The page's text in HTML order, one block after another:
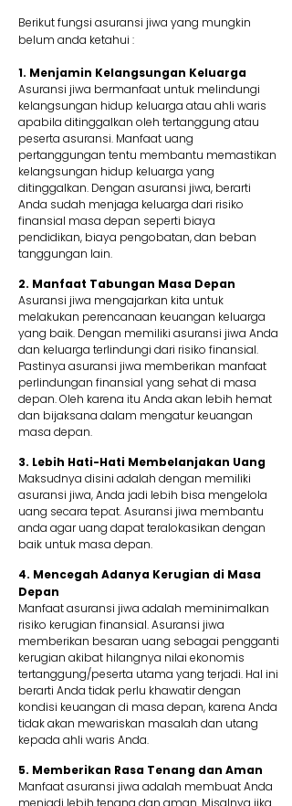
Berikut fungsi asuransi jiwa yang mungkin
belum anda ketahui :
1. Menjamin Kelangsungan Keluarga
Asuransi jiwa bermanfaat untuk melindungi
kelangsungan hidup keluarga atau ahli waris
apabila ditinggalkan oleh tertanggung atau
peserta asuransi. Manfaat uang
pertanggungan tentu membantu memastikan
kelangsungan hidup keluarga yang
ditinggalkan. Dengan asuransi jiwa, berarti
Anda sudah menjaga keluarga dari risiko
finansial masa depan seperti biaya
pendidikan, biaya pengobatan, dan beban
tanggungan lain.
2. Manfaat Tabungan Masa Depan
Asuransi jiwa mengajarkan kita untuk
melakukan perencanaan keuangan keluarga
yang baik. Dengan memiliki asuransi jiwa Anda
dan keluarga terlindungi dari risiko finansial.
Pastinya asuransi jiwa memberikan manfaat
perlindungan finansial yang sehat di masa
depan. Oleh karena itu Anda akan lebih hemat
dan bijaksana dalam mengatur keuangan
masa depan.
3. Lebih Hati-Hati Membelanjakan Uang
Maksudnya disini adalah dengan memiliki
asuransi jiwa, Anda jadi lebih bisa mengelola
uang secara tepat. Asuransi jiwa membantu
anda agar uang dapat teralokasikan dengan
baik untuk masa depan.
4. Mencegah Adanya Kerugian di Masa
Depan
Manfaat asuransi jiwa adalah meminimalkan
risiko kerugian finansial. Asuransi jiwa
memberikan besaran uang sebagai pengganti
kerugian akibat hilangnya nilai ekonomis
tertanggung/peserta utama yang terjadi. Hal ini
berarti Anda tidak perlu khawatir dengan
kondisi keuangan di masa depan, karena Anda
tidak akan mewariskan masalah dan utang
kepada ahli waris Anda.
5. Memberikan Rasa Tenang dan Aman
Manfaat asuransi jiwa adalah membuat Anda
menjadi lebih tenang dan aman. Misalnya jika